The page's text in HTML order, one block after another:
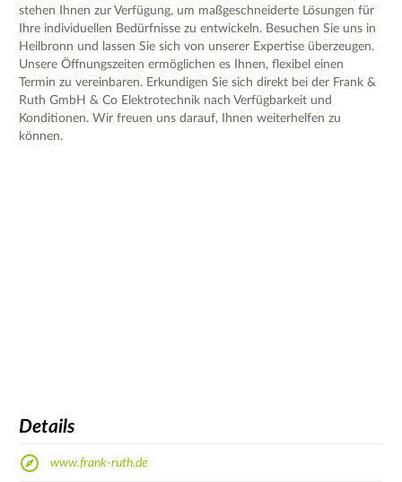
stehen Ihnen zur Verfügung, um maßgeschneiderte Lösungen für
Ihre individuellen Bedürfnisse zu entwickeln. Besuchen Sie uns in
Heilbronn und lassen Sie sich von unserer Expertise überzeugen.
Unsere Öffnungszeiten ermöglichen es Ihnen, flexibel einen
Termin zu vereinbaren. Erkundigen Sie sich direkt bei der Frank &
Ruth GmbH & Co Elektrotechnik nach Verfügbarkeit und
Konditionen. Wir freuen uns darauf, Ihnen weiterhelfen zu
können.
Details
www.frank-ruth.de